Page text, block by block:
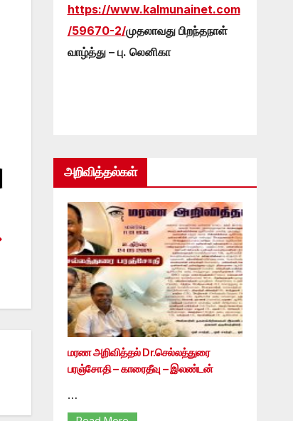
https://www.kalmunainet.com
/59670-2/முதலாவது பிறந்தநாள்
வாழ்த்து – பு. லெனிகா
அறிவித்தல்கள்
மரண அறிவித்தல் Dr.செல்லத்துரை
பரஞ்சோதி – காரைதீவு – இலண்டன்
…